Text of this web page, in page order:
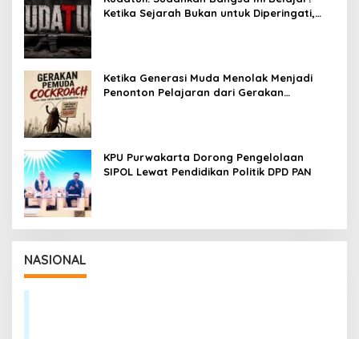
Ketika Sejarah Bukan untuk Diperingati,
Ketika Generasi Muda Menolak Menjadi
Penonton Pelajaran dari Gerakan
KPU Purwakarta Dorong Pengelolaan
SIPOL Lewat Pendidikan Politik DPD PAN
NASIONAL